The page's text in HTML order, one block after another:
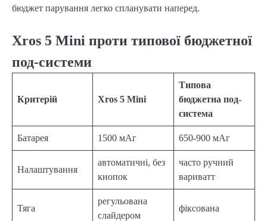
бюджет парування легко спланувати наперед.
Xros 5 Mini проти типової бюджетної
под-системи
Критерій Xros 5 Mini
Типова
бюджетна под-
система
Батарея 1500 мАг 650-900 мАг
Налаштування
автоматичні, без
кнопок
часто ручний
вариватт
Тяга
регульована
слайдером
фіксована